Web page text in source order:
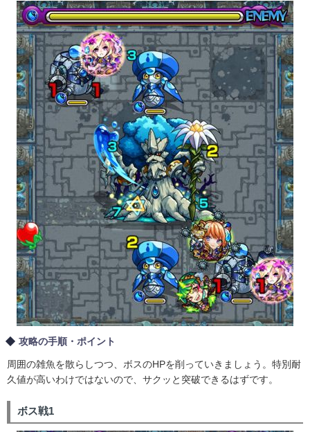
攻略の手順・ポイント
周囲の雑魚を散らしつつ、ボスのHPを削っていきましょう。特別耐
久値が高いわけではないので、サクッと突破できるはずです。
ボス戦1